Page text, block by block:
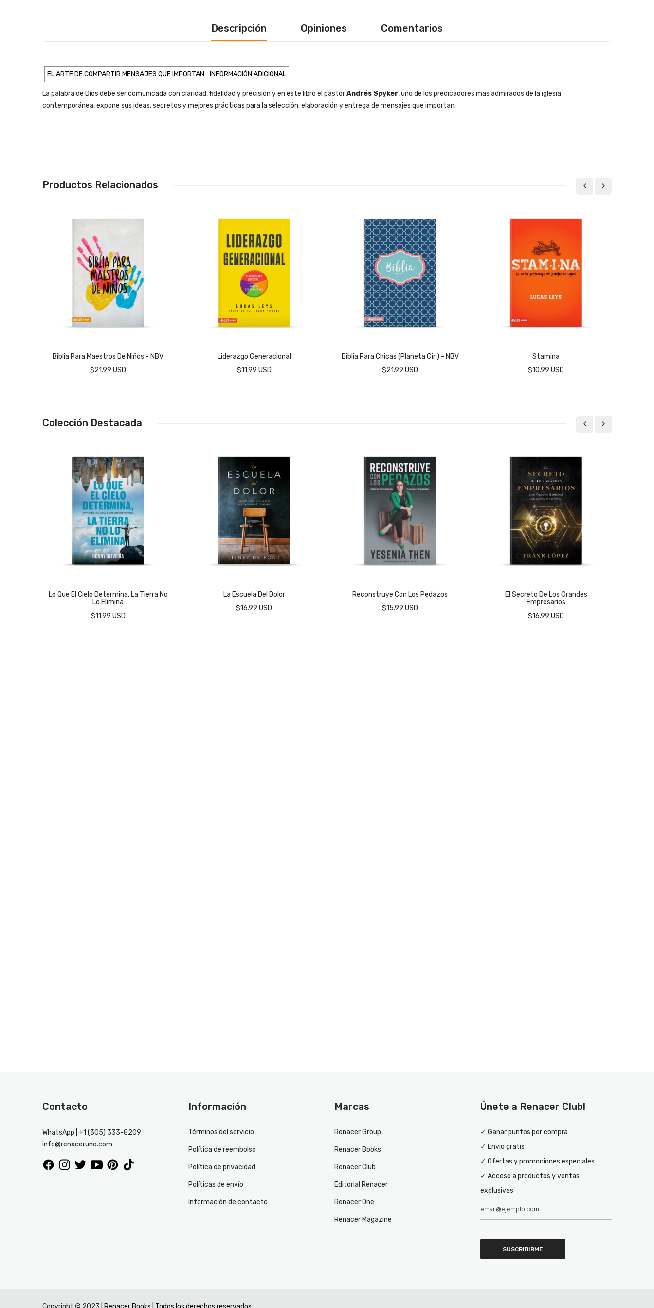
Descripción Opiniones Comentarios
EL ARTE DE COMPARTIR MENSAJES QUE IMPORTAN INFORMACIÓN ADICIONAL
La palabra de Dios debe ser comunicada con claridad, fidelidad y precisión y en este libro el pastorAndrés Spyker, uno de los predicadores más admirados de la iglesia
contemporánea, expone sus ideas, secretos y mejores prácticas para la selección, elaboración y entrega de mensajes que importan.
Productos Relacionados
Biblia Para Maestros De Niños - NBV
$21.99 USD
Liderazgo Generacional
$11.99 USD
Biblia Para Chicas (Planeta Girl) - NBV
$21.99 USD
Stamina
$10.99 USD
Colección Destacada
Lo Que El Cielo Determina, La Tierra No
Lo Elimina
$11.99 USD
La Escuela Del Dolor
$16.99 USD
Reconstruye Con Los Pedazos
$15.99 USD
El Secreto De Los Grandes
Empresarios
$16.99 USD
Contacto
WhatsApp | +1 (305) 333-8209
info@renaceruno.com
Información
Términos del servicio
Política de reembolso
Política de privacidad
Políticas de envío
Información de contacto
Marcas
Renacer Group
Renacer Books
Renacer Club
Editorial Renacer
Renacer One
Renacer Magazine
Únete a Renacer Club!
✓ Ganar puntos por compra
✓ Envío gratis
✓ Ofertas y promociones especiales
✓ Acceso a productos y ventas
exclusivas
Copyright © 2023 | Renacer Books | Todos los derechos reservados